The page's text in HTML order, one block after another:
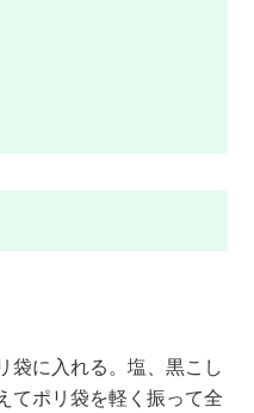
に入れる。塩、黒こし
てポリ袋を軽く振って全